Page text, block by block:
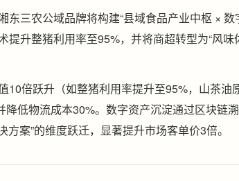
东三农公域品牌将构建“县域食品产业中枢 ×
提升整猪利用率至95%，并将商超转型为“风味
10倍跃升（如整猪利用率提升至95%，山茶油
低物流成本30%。数字资产沉淀通过区块链
方案”的维度跃迁，显著提升市场客单价3倍。